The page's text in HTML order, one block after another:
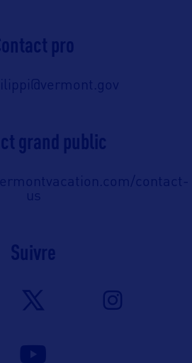
pro
grand public
contact-
us
Suivre